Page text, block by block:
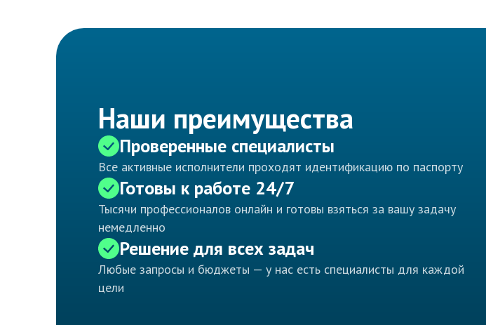
Наши преимущества
Проверенные специалисты
Все активные исполнители проходят идентификацию по паспорту
Готовы к работе 24/7
Тысячи профессионалов онлайн и готовы взяться за вашу задачу
немедленно
Решение для всех задач
Любые запросы и бюджеты — у нас есть специалисты для каждой
цели